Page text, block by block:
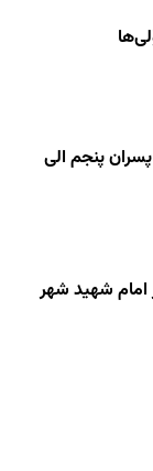
پنجم الی
امام شهید شهر